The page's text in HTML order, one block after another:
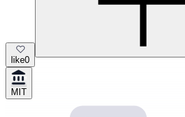
like0
MIT